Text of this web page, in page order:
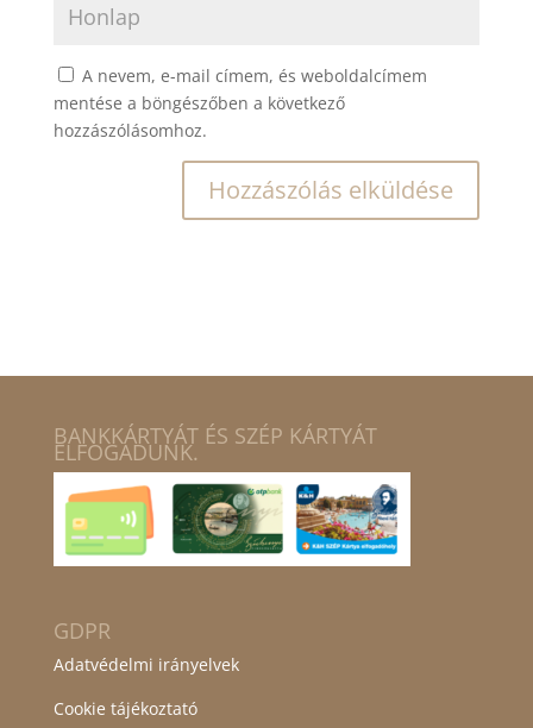
A nevem, e-mail címem, és weboldalcímem
mentése a böngészőben a következő
hozzászólásomhoz.
BANKKÁRTYÁT ÉS SZÉP KÁRTYÁT
ELFOGADUNK.
GDPR
Adatvédelmi irányelvek
Cookie tájékoztató